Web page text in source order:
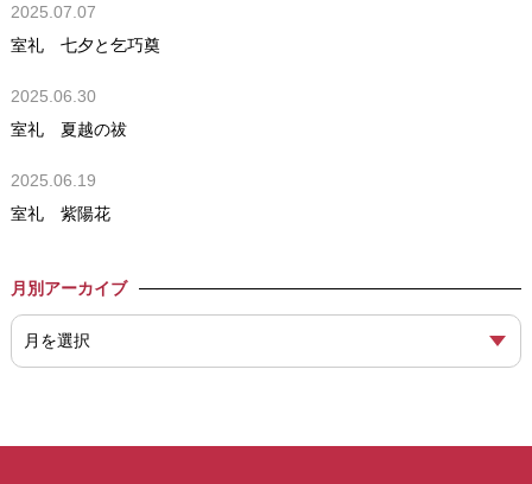
2025.07.07
室礼 七夕と乞巧奠
2025.06.30
室礼 夏越の祓
2025.06.19
室礼 紫陽花
月別アーカイブ